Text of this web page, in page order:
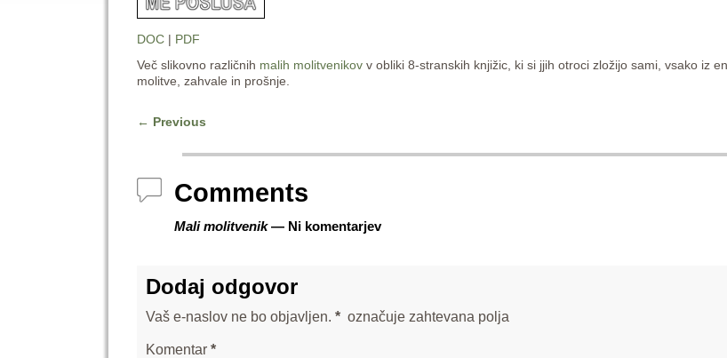
DOC| PDF
Več slikovno različnih malih molitvenikov v obliki 8-stranskih knjižic, ki si jjih otroci zložijo sami, vsako iz
molitve, zahvale in prošnje.
← Previous
Comments
Mali molitvenik— Ni komentarjev
Dodaj odgovor
Vaš e-naslov ne bo objavljen. * označuje zahtevana polja
Komentar *